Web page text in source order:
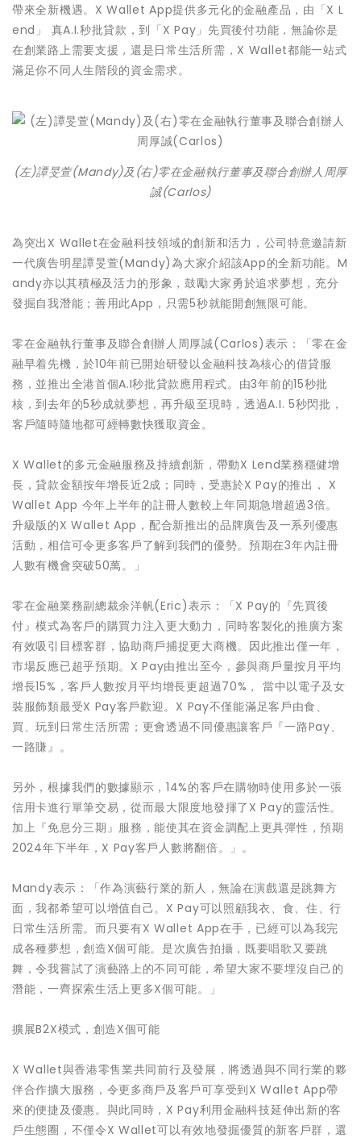
帶來全新機遇。X Wallet App提供多元化的金融產品，由「X L
end」 真A.I.秒批貸款，到「X Pay」先買後付功能，無論你是
在創業路上需要支援，還是日常生活所需，X Wallet都能一站式
滿足你不同人生階段的資金需求。
(左)譚旻萱(Mandy)及(右)零在金融執行董事及聯合創辦人周厚
誠(Carlos)
為突出X Wallet在金融科技領域的創新和活力，公司特意邀請新
一代廣告明星譚旻萱(Mandy)為大家介紹該App的全新功能。M
andy亦以其積極及活力的形象，鼓勵大家勇於追求夢想，充分
發掘自我潛能；善用此App，只需5秒就能開創無限可能。
零在金融執行董事及聯合創辦人周厚誠(Carlos)表示：「零在金
融早着先機，於10年前已開始研發以金融科技為核心的借貸服
務，並推出全港首個A.I秒批貸款應用程式。由3年前的15秒批
核，到去年的5秒成就夢想，再升級至現時，透過A.I. 5秒閃批，
客戶隨時隨地都可經轉數快獲取資金。
X Wallet的多元金融服務及持續創新，帶動X Lend業務穩健增
長，貸款金額按年增長近2成；同時，受惠於X Pay的推出， X
Wallet App 今年上半年的註冊人數較上年同期急增超過3倍。
升級版的X Wallet App，配合新推出的品牌廣告及一系列優惠
活動，相信可令更多客戶了解到我們的優勢。預期在3年內註冊
人數有機會突破50萬。」
零在金融業務副總裁余洋帆(Eric)表示：「X Pay的『先買後
付』模式為客戶的購買力注入更大動力，同時客製化的推廣方案
有效吸引目標客群，協助商戶捕捉更大商機。因此推出僅一年，
市場反應已超乎預期。X Pay由推出至今，參與商戶量按月平均
增長15%，客戶人數按月平均增長更超過70%， 當中以電子及女
裝服飾類最受X Pay客戶歡迎。X Pay不僅能滿足客戶由食、
買、玩到日常生活所需；更會透過不同優惠讓客戶『一路Pay、
一路賺』。
另外，根據我們的數據顯示，14%的客戶在購物時使用多於一張
信用卡進行單筆交易，從而最大限度地發揮了X Pay的靈活性。
加上『免息分三期』服務，能使其在資金調配上更具彈性，預期
2024年下半年，X Pay客戶人數將翻倍。」。
Mandy表示：「作為演藝行業的新人，無論在演戲還是跳舞方
面，我都希望可以增值自己。X Pay可以照顧我衣、食、住、行
日常生活所需。而只要有X Wallet App在手，已經可以為我完
成各種夢想，創造X個可能。是次廣告拍攝，既要唱歌又要跳
舞，令我嘗試了演藝路上的不同可能，希望大家不要埋沒自己的
潛能，一齊探索生活上更多X個可能。」
擴展B2X模式，創造X個可能
X Wallet與香港零售業共同前行及發展，將透過與不同行業的夥
伴合作擴大服務，令更多商戶及客戶可享受到X Wallet App帶
來的便捷及優惠。與此同時，X Pay利用金融科技延伸出新的客
戶生態圈，不僅令X Wallet可以有效地發掘優質的新客戶群，還